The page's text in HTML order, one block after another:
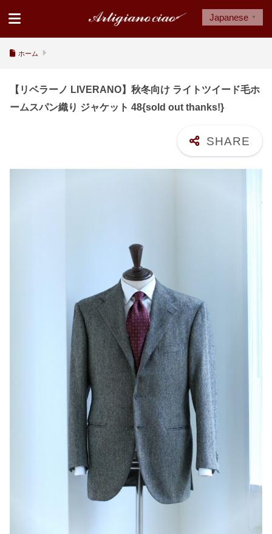
ホーム
【リベラーノ LIVERANO】秋冬向け ライトツイード毛ホ
ームスパン織り ジャケット 48{sold out thanks!}
Japanese ▼